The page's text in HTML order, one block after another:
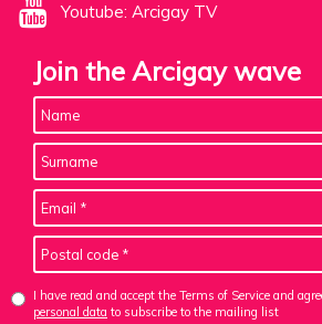
Youtube: Arcigay TV
Join the Arcigay wave
I have read and accept the Terms of Service and
personal data to subscribe to the mailing list